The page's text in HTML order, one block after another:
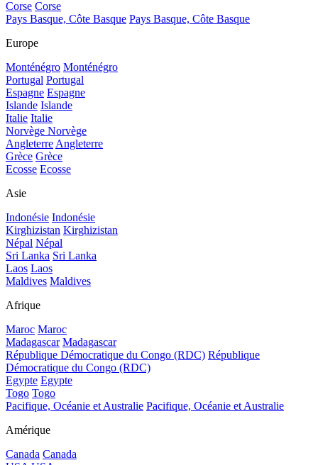
Corse Corse
Pays Basque, Côte Basque Pays Basque, Côte Basque
Europe
Monténégro Monténégro
Portugal Portugal
Espagne Espagne
Islande Islande
Italie Italie
Norvège Norvège
AngleterreAngleterre
Grèce Grèce
Ecosse Ecosse
Asie
Indonésie Indonésie
Kirghizistan Kirghizistan
Népal Népal
Sri Lanka Sri Lanka
Laos Laos
Maldives Maldives
Afrique
Maroc Maroc
Madagascar Madagascar
République Démocratique du Congo (RDC) République
Démocratique du Congo (RDC)
Egypte Egypte
Togo Togo
Pacifique, Océanie et Australie Pacifique, Océanie et Australie
Amérique
Canada Canada